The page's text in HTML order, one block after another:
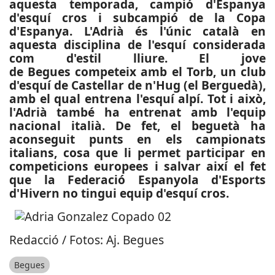
aquesta temporada, campió d'Espanya
d'esquí cros i subcampió de la Copa
d'Espanya. L'Adrià és l'únic català en
aquesta disciplina de l'esquí considerada
com d'estil lliure. El jove
de Begues competeix amb el Torb, un club
d'esquí de Castellar de n'Hug (el Berguedà),
amb el qual entrena l'esquí alpí. Tot i això,
l'Adrià també ha entrenat amb l'equip
nacional italià. De fet, el beguetà ha
aconseguit punts en els campionats
italians, cosa que li permet participar en
competicions europees i salvar així el fet
que la Federació Espanyola d'Esports
d'Hivern no tingui equip d'esquí cros.
Redacció / Fotos: Aj. Begues
Begues